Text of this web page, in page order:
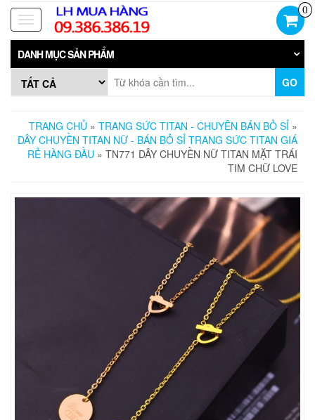
Skip
the
content
Toggle
navigation
0
DANH MỤC SẢN PHẨM
GO
TRANG CHỦ » TRANG SỨC TITAN - CHUYÊN BÁN BỎ SỈ »
DÂY CHUYỀN TITAN NỮ - BÁN BỎ SỈ TRANG SỨC TITAN GIÁ
RẺ HÀNG ĐẦU » TN771 DÂY CHUYỀN NỮ TITAN MẶT TRÁI
TIM CHỮ LOVE